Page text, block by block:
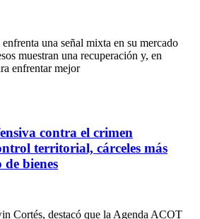
una señal mixta en su mercado
muestran una recuperación y, en
enfrentar mejor
contra el crimen
territorial, cárceles más
de bienes
Cortés, destacó que la Agenda ACOT